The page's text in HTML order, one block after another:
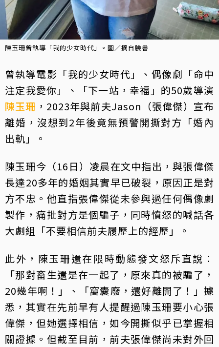
陳玉珊曾執導「我的少女時代」。圖／摘自臉書
曾執導電影「我的少女時代」、偶像劇「命中
注定我愛你」、「下一站，幸福」的50歲導演
陳玉珊 ，2023年與前夫Jason（張偉傑）宣布
離婚，沒想到2年後竟無預警開撕對方「婚內
出軌」。
陳玉珊今（16日）凌晨在文中指出，與張偉傑
長達20多年的婚姻其實早已破裂，原因正是對
方不忠。他直指張偉傑從未參與過任何偶像劇
製作，痛批對方是個騙子，同時憤怒的喊話各
大劇組「不要相信前夫履歷上的經歷」。
此外，陳玉珊還在限時動態發文怒斥直說：
「那對畜生還是在一起了，原來真的被騙了，
20幾年啊！」、「窩囊廢，還好離開了！」據
悉，其實在先前早有人提醒過陳玉珊要小心張
偉傑，但她選擇相信，如今開撕似乎已掌握相
關證據。但截至目前，前夫張偉傑尚未對外回